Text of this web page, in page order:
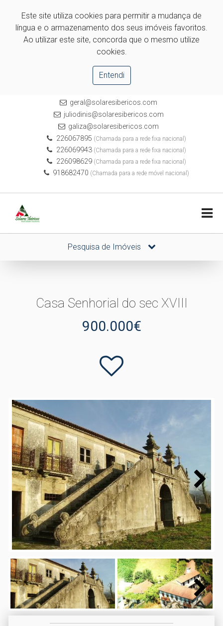
Este site utiliza cookies para permitir a mudança de
língua e o armazenamento dos seus imóveis favoritos.
Ao utilizar este site, concorda que o mesmo utilize
cookies.
Entendi
geral@solaresibericos.com
juliodinis@solaresibericos.com
galiza@solaresibericos.com
226067895 (Chamada para a rede fixa nacional)
226069943(Chamada para a rede fixa nacional)
226098629(Chamada para a rede fixa nacional)
918682470 (Chamada para a rede móvel nacional)
Pesquisa de Imóveis
Casa Senhorial do sec XVIII
900.000€
Next
Next